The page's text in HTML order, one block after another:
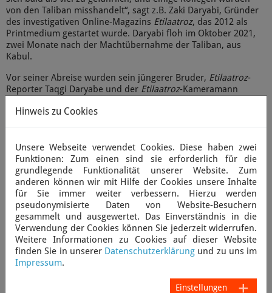
von den Taliban misshandelt“, sagt z.B. Zaki Daryabi, Gründer
des investigativen Online-Magazins Etilaatroz, das 2012 als
Printmedium gestartet wurde. Daryabi floh im Oktober 2021,
zwei Monate nach der Machtübernahme der Taliban, aus
Kabul.
Vor seiner Abreise wurden sein jüngerer Bruder, Etilaatroz-
Reporter Taqgi Daryabe und der Etilaatroz-Kameramann
einen Frauenprotest in Kabul berichteten.
Polizei, um nicht festgenommen zu werden. Ihm und anderen
Mitarbeitenden des Magazins gelang es, Flugtickets zu
bekommen und das Land zu verlassen. Doch für die
Mitarbeitenden vonEtilaatrozist der Weg ins Exil wie für die
meisten afghanischen Journalistinnen und Journalisten, die
das Land verlassen konnten, voller Fallstricke und Umwege.
In den USA gelang es Zaki Daryabi schließlich, einen Teil des
über die ganze Welt verstreuten Teams vonEtilaatrozwieder
zusammenzubringen, um sein Online-Magazin und die Online-
Zeitung KabulNow neu zu starten. Beide Medien haben
inzwischen zehn Mitarbeitende im US-Bundesstaat Maryland
und rund 30 Korrespondentinnen und Korrespondenten in
Hinweis zu Cookies
Unsere Webseite verwendet Cookies. Diese haben zwei
Funktionen: Zum einen sind sie erforderlich für die
grundlegende Funktionalität unserer Website. Zum
anderen können wir mit Hilfe der Cookies unsere Inhalte
für Sie immer weiter verbessern. Hierzu werden
pseudonymisierte Daten von Website-Besuchern
gesammelt und ausgewertet. Das Einverständnis in die
Verwendung der Cookies können Sie jederzeit widerrufen.
Weitere Informationen zu Cookies auf dieser Website
finden Sie in unserer Datenschutzerklärung und zu uns im
Impressum.
Einstellungen